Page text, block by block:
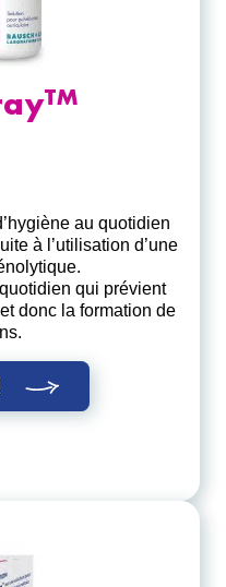
TM
au quotidien
à l’utilisation d’une
qui prévient
donc la formation de